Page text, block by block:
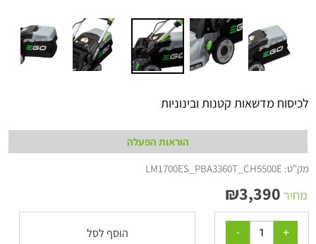
לכיסוח מדשאות קטנות ובינוניות
הוראות הפעלה
מק"ט: LM1700ES_PBA3360T_CH5500E
מחיר ₪3,390
הוסף לסל